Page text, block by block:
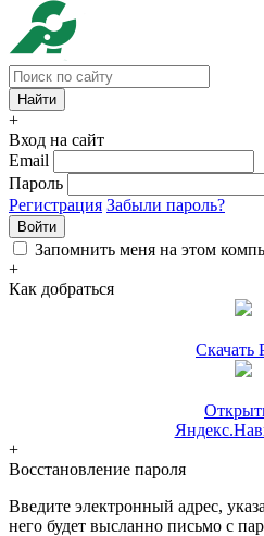
+
Вход на сайт
Email
Пароль
Регистрация Забыли пароль?
Войти
Запомнить меня на этом
+
Как добраться
Скачать
+
Восстановление пароля
Введите электронный адрес,
него будет высланно письмо с